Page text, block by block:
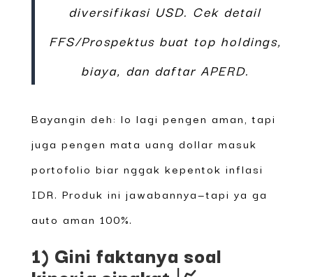
diversifikasi USD. Cek detail
FFS/Prospektus buat top holdings,
biaya, dan daftar APERD.
Bayangin deh: lo lagi pengen aman, tapi
juga pengen mata uang dollar masuk
portofolio biar nggak kepentok inflasi
IDR. Produk ini jawabannya—tapi ya ga
auto aman 100%.
1) Gini faktanya soal